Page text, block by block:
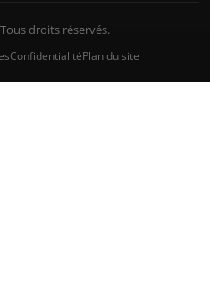
droits réservés.
ConfidentialitéPlan du site